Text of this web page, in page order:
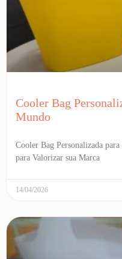
Cooler Bag
Mundo
Cooler Bag Personalizada
para Valorizar sua Marca
14/04/2026